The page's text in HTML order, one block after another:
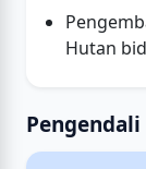
Hutan